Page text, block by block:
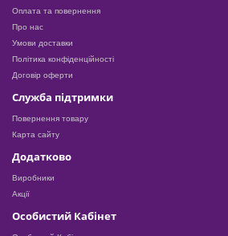
Оплата та повернення
Про нас
Умови доставки
Політика конфіденційності
Договір оферти
Служба підтримки
Повернення товару
Карта сайту
Додатково
Виробники
Акції
Особистий Кабінет